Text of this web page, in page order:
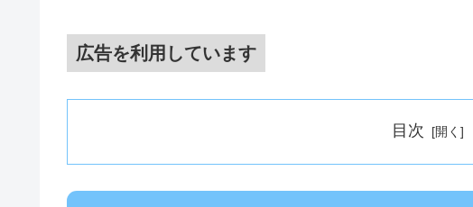
広告を利用しています
目次